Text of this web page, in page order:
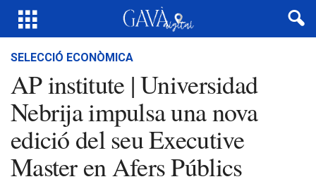
SELECCIÓ ECONÒMICA
AP institute | Universidad
Nebrija impulsa una nova
edició del seu Executive
Master en Afers Públics